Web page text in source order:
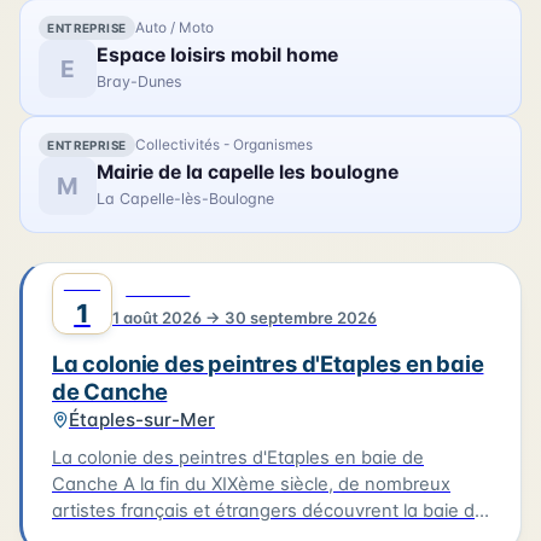
ENTREPRISE Auto / Moto
E Espace loisirs mobil home
Bray-Dunes
ENTREPRISE Collectivités - Organismes
M Mairie de la capelle les boulogne
La Capelle-lès-Boulogne
1 1 août 2026 → 30 septembre 2026
La colonie des peintres d'Etaples en baie
de Canche
Étaples-sur-Mer
La colonie des peintres d'Etaples en baie de
Canche A la fin du XIXème siècle, de nombreux
artistes français et étrangers découvrent la baie de